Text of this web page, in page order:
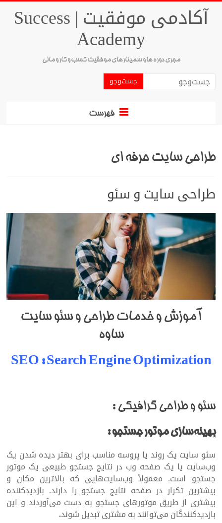
آکادمی موفقیت | Success
Academy
مجری دوره ها و سمینارهای موفقیت کسب و کار و مالی
فهرست
طراحی سایت حرفه ای
طراحی سایت و سئو
آموزش و خدمات طراحی و سئو سایت
ساوه
SEO : Search Engine Optimization
سئو و طراحی گرافیکی :
بهینه‌سازی موتور جستجو :
سئو سایت یک روند یا پروسه مناسب برای بهتر دیده‌ شدن یک
وب‌سایت یا یک صفحه وب در نتایج جستجو طبیعی یک موتور
جستجو است. معمولاً وب‌سایت‌هایی که بالاترین مکان و
بیشترین تکرار در صفحه نتایج جستجو را دارند. بازدیدکننده
بیشتری از طریق موتورهای جستجو به دست می‌آوردند و این
بازدیدکنندگان می‌توانند به مشتری تبدیل شوند.